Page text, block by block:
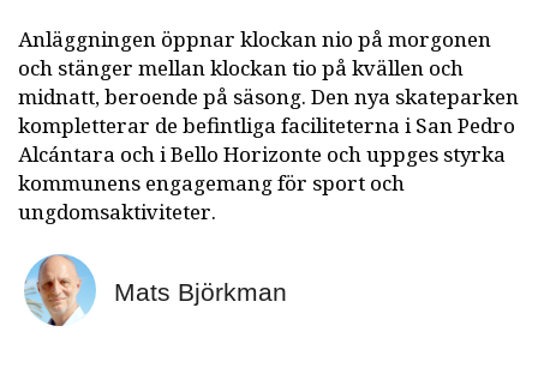
Anläggningen öppnar klockan nio på morgonen
och stänger mellan klockan tio på kvällen och
midnatt, beroende på säsong. Den nya skateparken
kompletterar de befintliga faciliteterna i San Pedro
Alcántara och i Bello Horizonte och uppges styrka
kommunens engagemang för sport och
ungdomsaktiviteter.
Mats Björkman